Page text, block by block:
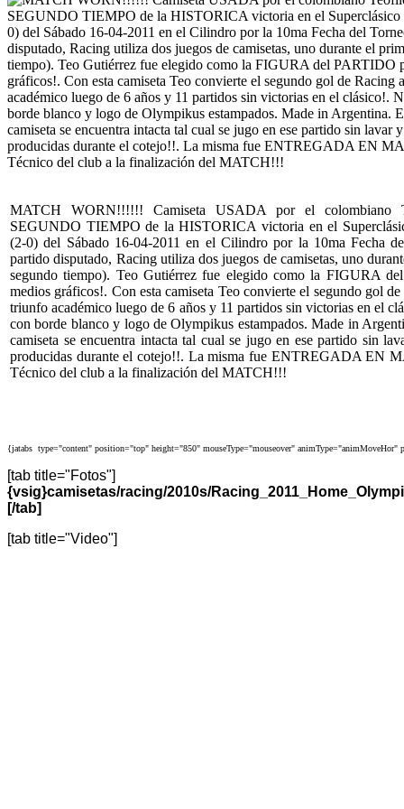
MATCH WORN!!!!!! Camiseta USADA por el colombiano
SEGUNDO TIEMPO de la HISTORICA victoria en el
(2-0) del Sábado 16-04-2011 en el Cilindro por la 10ma Fecha
partido disputado, Racing utiliza dos juegos de camisetas, uno
segundo tiempo). Teo Gutiérrez fue elegido como la FIGURA
medios gráficos!. Con esta camiseta Teo convierte el segundo gol
triunfo académico luego de 6 años y 11 partidos sin victorias en el
con borde blanco y logo de Olympikus estampados. Made in
camiseta se encuentra intacta tal cual se jugo en ese partido sin
producidas durante el cotejo!!. La misma fue ENTREGADA EN
Técnico del club a la finalización del MATCH!!!
{jatabs type="content" position="top" height="850" mouseType="mouseover" animType="animMoveHor"
[tab title="Fotos"]
{vsig}camisetas/racing/2010s/
[/tab]
[tab title="Video"]